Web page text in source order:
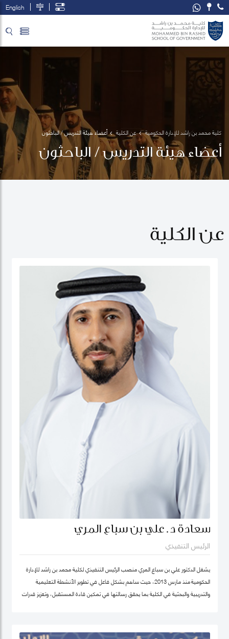
English
كلية محمد بن راشد للإدارة الحكومية عن الكلية أعضاء هيئة التدريس / الباحثون
أعضاء هيئة التدريس / الباحثون
عن الكلية
سعادة د. علي بن سباع المري
الرئيس التنفيذي
يشغل الدكتور علي بن سباع المري منصب الرئيس التنفيذي لكلية محمد بن راشد للإدارة
الحكومية منذ مارس 2013، حيث ساهم بشكل فاعل في تطوير الأنشطة التعليمية
والتدريبية والبحثية في الكلية بما يحقق رسالتها في تمكين قادة المستقبل، وتعزيز قدرات